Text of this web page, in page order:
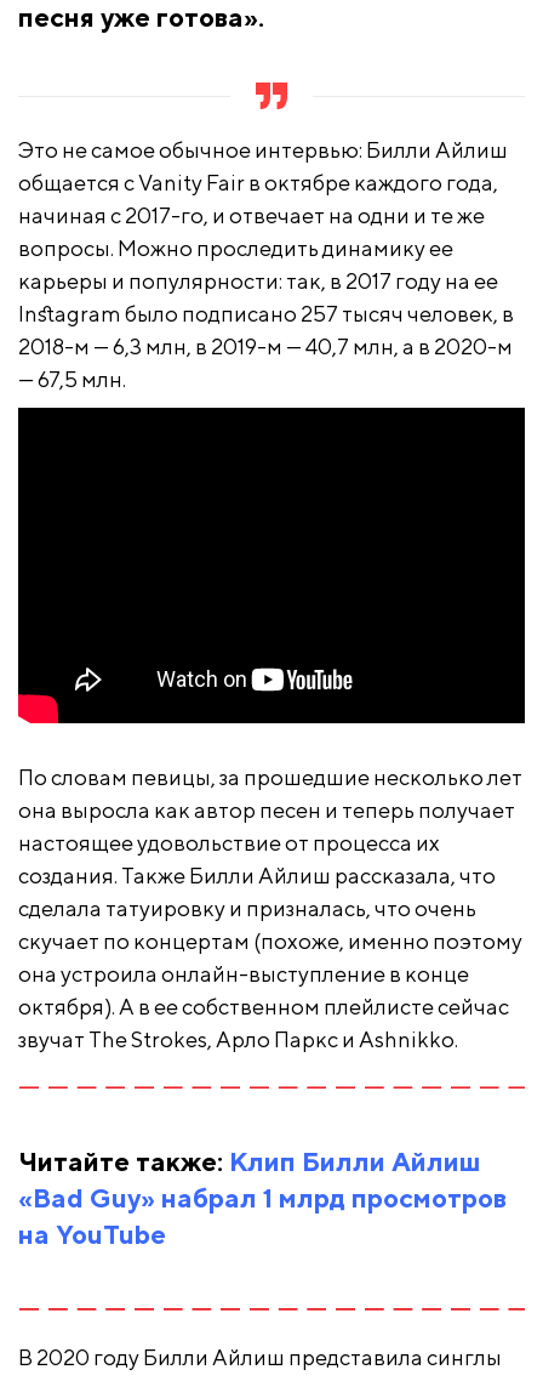
песня уже готова».
Это не самое обычное интервью: Билли Айлиш
общается с Vanity Fair в октябре каждого года,
начиная с 2017-го, и отвечает на одни и те же
вопросы. Можно проследить динамику ее
карьеры и популярности: так, в 2017 году на ее
Instagram было подписано 257 тысяч человек, в
2018-м — 6,3 млн, в 2019-м — 40,7 млн, а в 2020-м
— 67,5 млн.
По словам певицы, за прошедшие несколько лет
она выросла как автор песен и теперь получает
настоящее удовольствие от процесса их
создания. Также Билли Айлиш рассказала, что
сделала татуировку и призналась, что очень
скучает по концертам (похоже, именно поэтому
она устроила онлайн-выступление в конце
октября). А в ее собственном плейлисте сейчас
звучат The Strokes, Арло Паркс и Ashnikko.
Читайте также: Клип Билли Айлиш
«Bad Guy» набрал 1 млрд просмотров
на YouTube
В 2020 году Билли Айлиш представила синглы